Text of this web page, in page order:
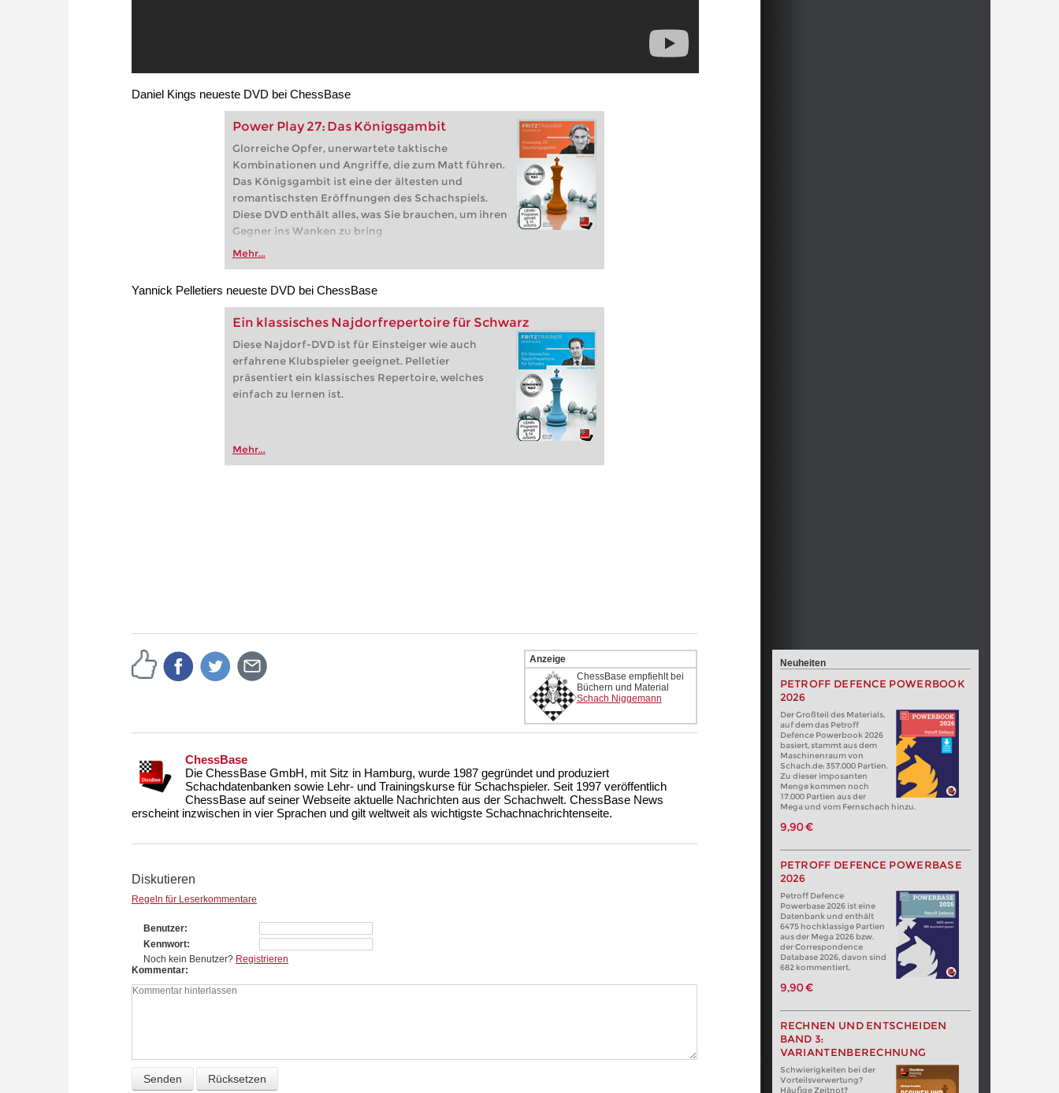
Daniel Kings neueste DVD bei ChessBase
Power Play 27: Das Königsgambit
Glorreiche Opfer, unerwartete taktische
Kombinationen und Angriffe, die zum Matt führen.
Das Königsgambit ist eine der ältesten und
romantischsten Eröffnungen des Schachspiels.
Diese DVD enthält alles, was Sie brauchen, um ihren
Gegner ins Wanken zu bring
Mehr...
Yannick Pelletiers neueste DVD bei ChessBase
Ein klassisches Najdorfrepertoire für Schwarz
Diese Najdorf-DVD ist für Einsteiger wie auch
erfahrene Klubspieler geeignet. Pelletier
präsentiert ein klassisches Repertoire, welches
einfach zu lernen ist.
Mehr...
Anzeige
ChessBase empfiehlt bei
Büchern und Material
Schach Niggemann
ChessBase
Die ChessBase GmbH, mit Sitz in Hamburg, wurde 1987 gegründet und produziert
Schachdatenbanken sowie Lehr- und Trainingskurse für Schachspieler. Seit 1997 veröffentlich
ChessBase auf seiner Webseite aktuelle Nachrichten aus der Schachwelt. ChessBase News
erscheint inzwischen in vier Sprachen und gilt weltweit als wichtigste Schachnachrichtenseite.
Diskutieren
Regeln für Leserkommentare
Benutzer
Kennwort
Noch kein Benutzer? Registrieren
Kommentar
Neuheiten
PETROFF DEFENCE POWERBOOK
2026
Der Großteil des Materials,
auf dem das Petroff
Defence Powerbook 2026
basiert, stammt aus dem
Maschinenraum von
Schach.de: 357.000 Partien.
Zu dieser imposanten
Menge kommen noch
17.000 Partien aus der
Mega und vom Fernschach hinzu.
9,90 €
PETROFF DEFENCE POWERBASE
2026
Petroff Defence
Powerbase 2026 ist eine
Datenbank und enthält
6475 hochklassige Partien
aus der Mega 2026 bzw.
der Correspondence
Database 2026, davon sind
682 kommentiert.
9,90 €
RECHNEN UND ENTSCHEIDEN
BAND 3:
VARIANTENBERECHNUNG
Schwierigkeiten bei der
Vorteilsverwertung?
Häufige Zeitnot?